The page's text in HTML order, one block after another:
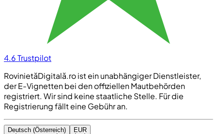
4.6Trustpilot
RovinietăDigitală.ro ist ein unabhängiger Dienstleister,
der E-Vignetten bei den offiziellen Mautbehörden
registriert. Wir sind keine staatliche Stelle. Für die
Registrierung fällt eine Gebühr an.
Deutsch (Österreich) EUR